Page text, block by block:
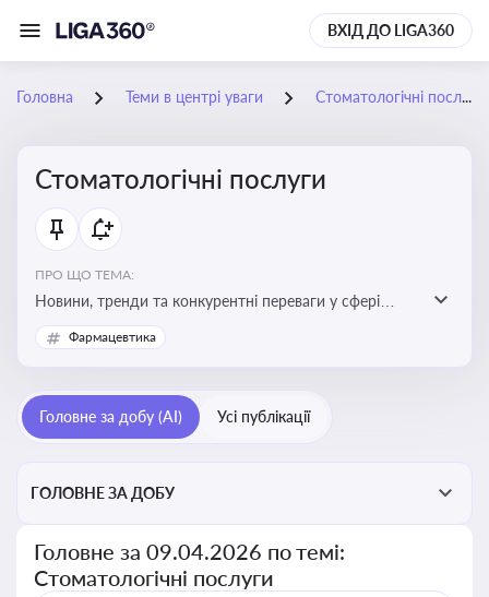
ВХІД ДО LIGA360
Головна Теми в центрі уваги Стоматологічні послуги
Стоматологічні послуги
ПРО ЩО ТЕМА:
Новини, тренди та конкурентні переваги у сфері
стоматологічних послуг. Використання новітніх
технологій та стратегій для покращення
Фармацевтика
Головне за добу (AI) Усі публікації
ГОЛОВНЕ ЗА ДОБУ
Головне за 09.04.2026 по темі:
Стоматологічні послуги